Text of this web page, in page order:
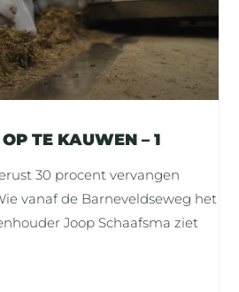
TE KAUWEN – 1
30 procent vervangen
vanaf de Barneveldseweg het
Joop Schaafsma ziet